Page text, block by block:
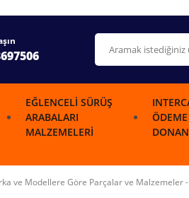
EĞLENCELI SÜRÜŞ
ARABALARI
MALZEMELERI
ve Modellere Göre Parçalar ve Malzemeler